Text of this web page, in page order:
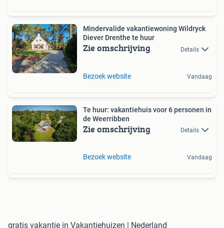
Mindervalide vakantiewoning Wildryck
Diever Drenthe te huur
Zie omschrijving Details
Bezoek website Vandaag
Te huur: vakantiehuis voor 6 personen in
de Weerribben
Zie omschrijving Details
Bezoek website Vandaag
gratis vakantie in Vakantiehuizen | Nederland